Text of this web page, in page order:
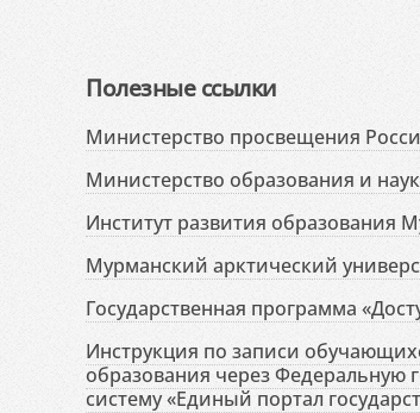
Полезные ссылки
Министерство просвещения
Министерство образования и
Институт развития образования
Мурманский арктический
Государственная программа
Инструкция по записи
образования через Федеральную
систему «Единый портал